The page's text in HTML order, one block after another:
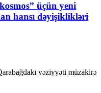
üçün yeni
hansı dəyişiklikləri
vəziyyəti müzakirə